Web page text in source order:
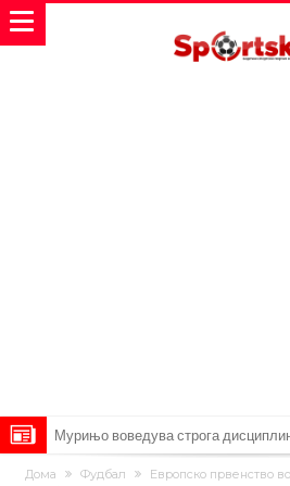
Мурињо воведува строга
трите нови правила за успех
Целосна војна: Барса го растура
Дома Фудбал Европско првенство